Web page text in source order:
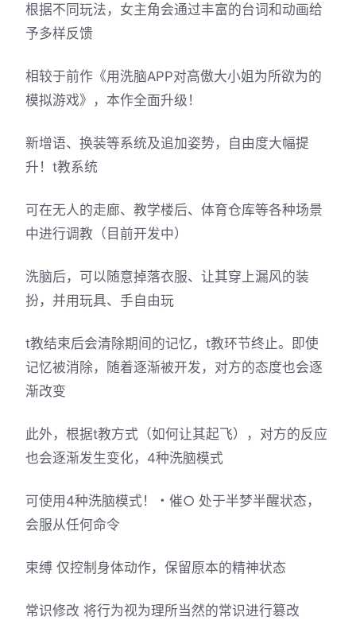
根据不同玩法，女主角会通过丰富的台词和动画给
予多样反馈
相较于前作《用洗脑APP对高傲大小姐为所欲为的
模拟游戏》，本作全面升级！
新增语、换装等系统及追加姿势，自由度大幅提
升！t教系统
可在无人的走廊、教学楼后、体育仓库等各种场景
中进行调教（目前开发中）
洗脑后，可以随意掉落衣服、让其穿上漏风的装
扮，并用玩具、手自由玩
t教结束后会清除期间的记忆，t教环节终止。即使
记忆被消除，随着逐渐被开发，对方的态度也会逐
渐改变
此外，根据t教方式（如何让其起飞），对方的反应
也会逐渐发生变化，4种洗脑模式
可使用4种洗脑模式！・催○ 处于半梦半醒状态，
会服从任何命令
束缚 仅控制身体动作，保留原本的精神状态
常识修改 将行为视为理所当然的常识进行篡改